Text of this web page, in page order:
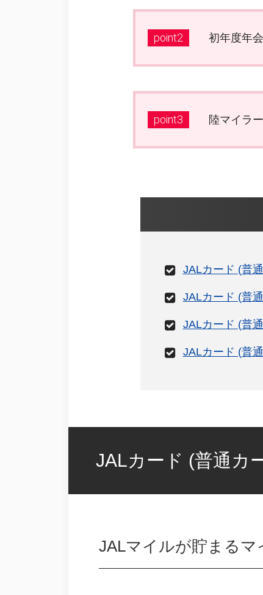
point2 初年度年
point3 陸マイラ
JALカード (普
JALカード (普
JALカード (普
JALカード (普
JALカード (普通カ
JALマイルが貯まる